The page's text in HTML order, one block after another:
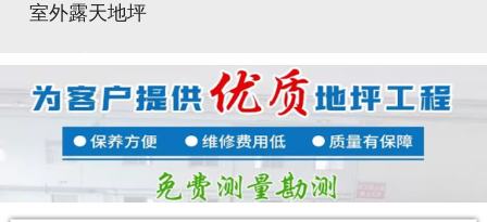
室外露天地坪